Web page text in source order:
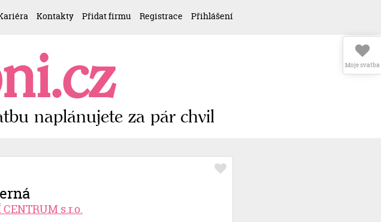
Kontakty Přidat firmu Registrace Přihlášení
naplánujete za pár chvil
s.r.o.
Moje svatba